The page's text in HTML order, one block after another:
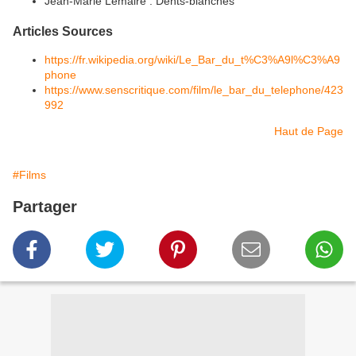
Articles Sources
https://fr.wikipedia.org/wiki/Le_Bar_du_t%C3%A9l%C3%A9
phone
https://www.senscritique.com/film/le_bar_du_telephone/423
992
Haut de Page
#Films
Partager